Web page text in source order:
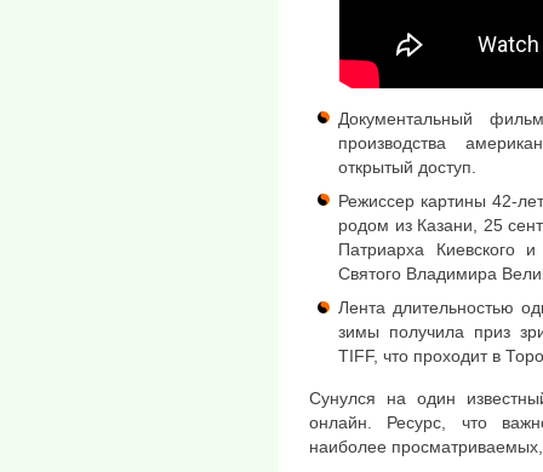
Документальный
производства
открытый доступ.
Режиссер картины 42-
родом из Казани, 25
Патриарха Киевского
Святого Владимира
Лента длительностью
зимы получила приз
TIFF, что проходит в
Сунулся на один
онлайн. Ресурс, что
наиболее